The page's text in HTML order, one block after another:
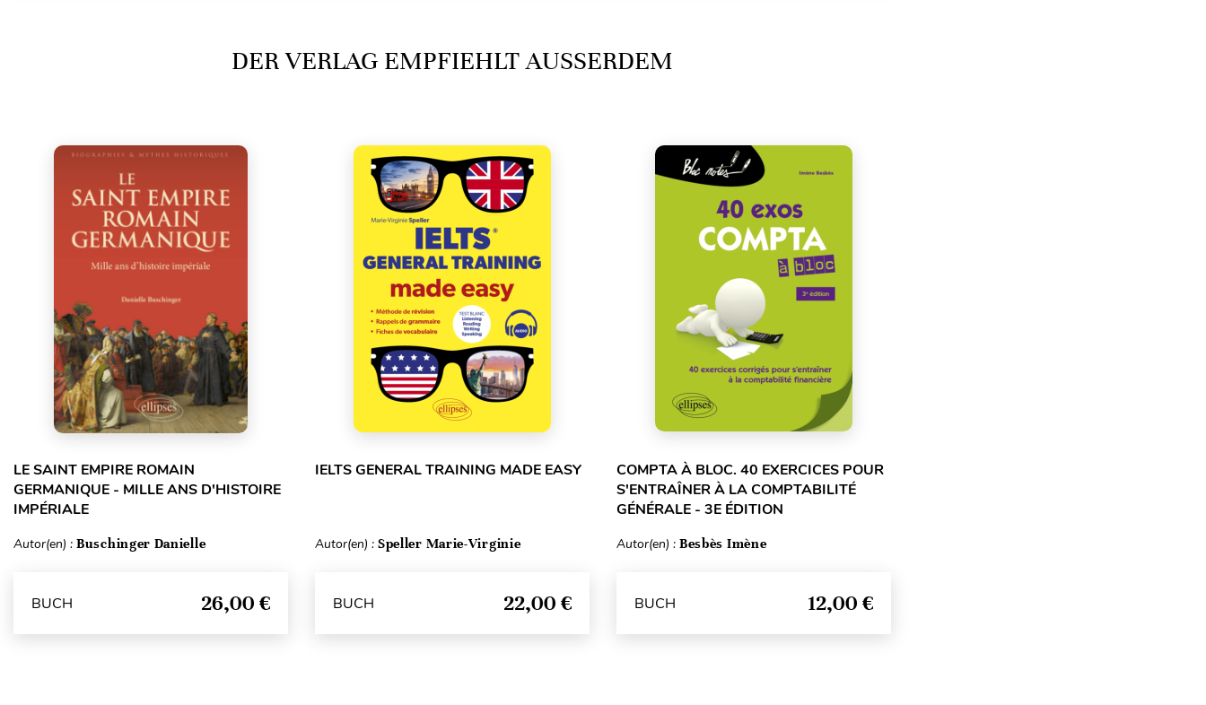
DER VERLAG EMPFIEHLT AUSSERDEM
LE SAINT EMPIRE ROMAIN
GERMANIQUE - MILLE ANS D'HISTOIRE
IMPÉRIALE
Autor(en) : Buschinger Danielle
BUCH 26,00 €
IELTS GENERAL TRAINING MADE EASY
Autor(en) : Speller Marie-Virginie
BUCH 22,00 €
COMPTA À BLOC. 40 EXERCICES POUR
S'ENTRAÎNER À LA COMPTABILITÉ
GÉNÉRALE - 3E ÉDITION
Autor(en) : Besbès Imène
BUCH 12,00 €